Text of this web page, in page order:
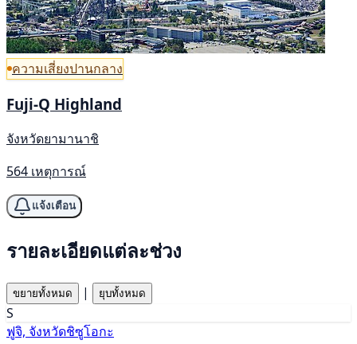
ความเสี่ยงปานกลาง
Fuji-Q Highland
จังหวัดยามานาชิ
564 เหตุการณ์
แจ้งเตือน
รายละเอียดแต่ละช่วง
ขยายทั้งหมด | ยุบทั้งหมด
S
ฟูจิ, จังหวัดชิซูโอกะ